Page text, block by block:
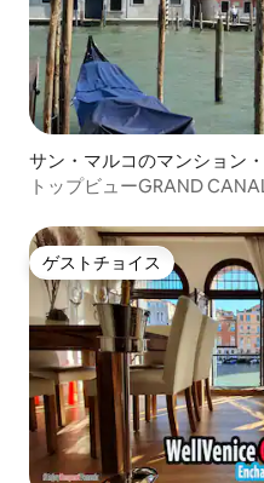
サン・マルコのマンション
トップビューGRAND
ゲストチョイス
ゲストチョイス